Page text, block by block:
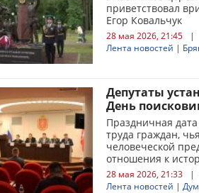
приветствовал
Егор Ковальчук
28 мая 2026, 21:45 |
Лента новостей |
Депутаты
День
Праздничная
труда граждан,
человеческой
отношения к
28 мая 2026, 21:33 |
Лента новостей |